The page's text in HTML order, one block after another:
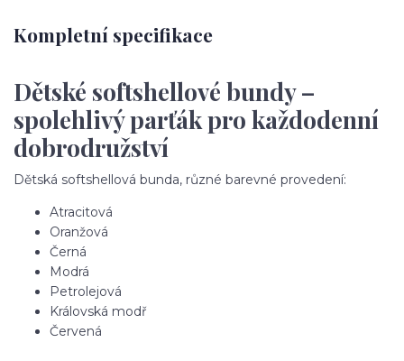
Kompletní specifikace
Dětské softshellové bundy –
spolehlivý parťák pro každodenní
dobrodružství
Dětská softshellová bunda, různé barevné provedení:
Atracitová
Oranžová
Černá
Modrá
Petrolejová
Královská modř
Červená